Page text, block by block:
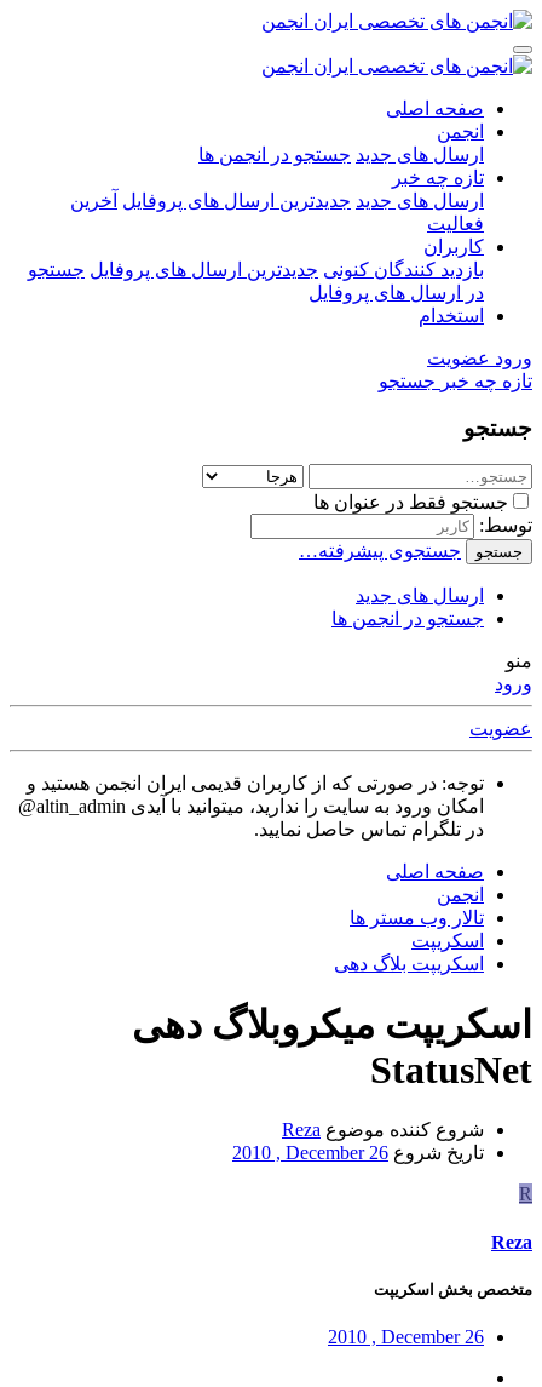
صفحه اصلی
انجمن
ارسال های جدید جستجو در انجمن ها
تازه چه خبر
ارسال های جدید جدیدترین ارسال های پروفایل آخرین
فعالیت
کاربران
بازدید کنندگان کنونی جدیدترین ارسال های پروفایل جستجو
در ارسال های پروفایل
استخدام
ورود عضویت
تازه چه خبر جستجو
جستجو
جستجو فقط در عنوان ها
توسط:
جستجو جستجوی پیشرفته…
ارسال های جدید
جستجو در انجمن ها
منو
ورود
عضویت
توجه: در صورتی که از کاربران قدیمی ایران انجمن هستید و
امکان ورود به سایت را ندارید، میتوانید با آیدی altin_admin@
در تلگرام تماس حاصل نمایید.
صفحه اصلی
انجمن
تالار وب مستر ها
اسکریپت
اسکریپت بلاگ دهی
اسکریپت میکروبلاگ دهی
StatusNet
شروع کننده موضوع Reza
تاریخ شروع 2010 , December 26
R
Reza
متخصص بخش اسکریپت
2010 , December 26